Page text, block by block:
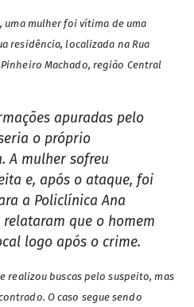
uma mulher foi vítima de uma
residência, localizada na Rua
Machado, região Central
apuradas pelo
o próprio
A mulher sofreu
e, após o ataque, foi
a Policlínica Ana
relataram que o homem
logo após o crime.
realizou buscas pelo suspeito, mas
O caso segue sendo